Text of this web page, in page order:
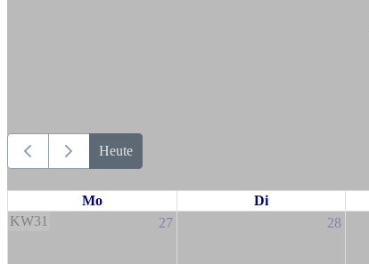
Heute
Mo Di
KW31
27 28